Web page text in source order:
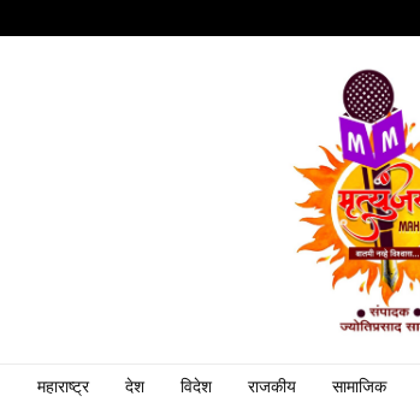
महाराष्ट्र देश विदेश राजकीय सामाजिक